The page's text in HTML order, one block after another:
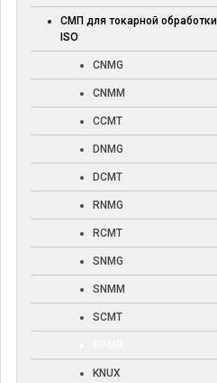
СМП для токарной обработки
ISO
CNMG
CNMM
CCMT
DNMG
DCMT
RNMG
RCMT
SNMG
SNMM
SCMT
KNUX